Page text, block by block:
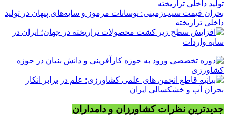
بحران قیمت سیب‌زمینی: نوسانات مرموز و سایه‌های پنهان در تولید
داخلی تراریخته
جدیدترین نظرات کشاورزان و دامداران